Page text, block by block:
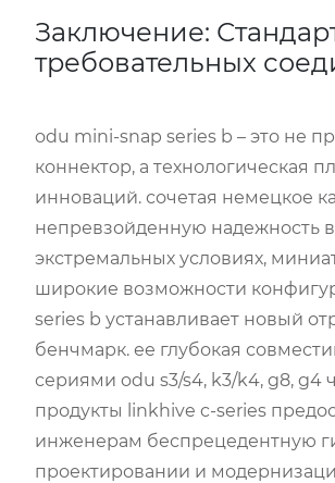
Заключение:
требовательных
odu mini-snap series b – это не
коннектор, а технологическая
инноваций. сочетая немецкое
непревзойденную надежность в
экстремальных условиях,
широкие возможности
series b устанавливает новый
бенчмарк. ее глубокая
сериями odu s3/s4, k3/k4, g8, g4
продукты linkhive c-series
инженерам беспрецедентную
проектировании и